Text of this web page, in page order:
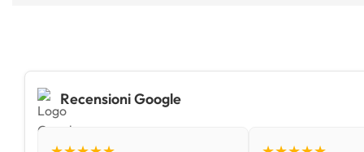
Recensioni Google